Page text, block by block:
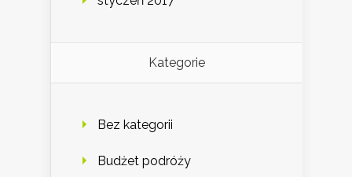
Kategorie
Bez kategorii
Budżet podróży